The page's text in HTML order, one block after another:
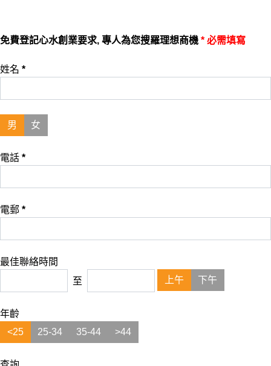
免費登記心水創業要求, 專人為您搜羅理想商機 * 必需填寫
姓名 *
男 女
電話 *
電郵 *
最佳聯絡時間
至
上午 下午
年齡
<25
25-34 35-44 >44